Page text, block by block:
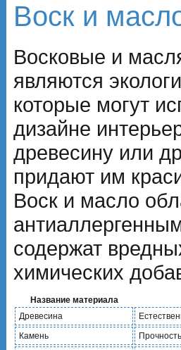
Воск и
Восковые и
являются
которые могут
дизайне
древесину или
придают им
Воск и масло
содержат
химических
Название материала
Древесина
Камень